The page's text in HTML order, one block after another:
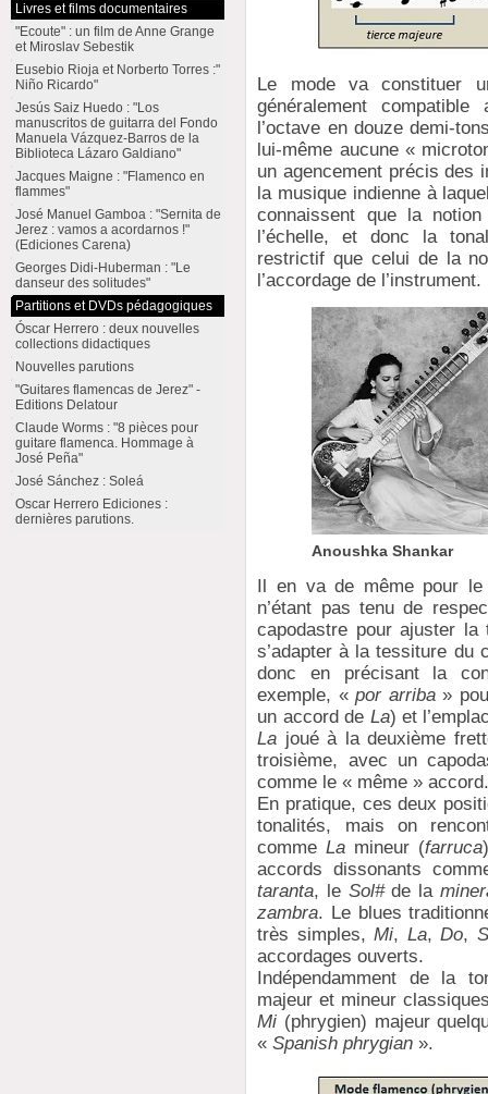
Le mode va constituer
généralement
l’octave en douze demi-
lui-même aucune «
un agencement précis des
la musique indienne à
connaissent que la
l’échelle, et donc la
restrictif que celui de la
l’accordage de l’instrument.
Anoushka Shankar
Il en va de même pour le
n’étant pas tenu de
capodastre pour ajuster
s’adapter à la tessiture du
donc en précisant la
exemple, «por arriba»
un accord de La) et
La joué à la deuxième
troisième, avec un
comme le « même »
En pratique, ces deux
tonalités, mais on
commeLa mineur (farruca
accords dissonants
taranta, le Sol#de la
zambra. Le blues
très simples,Mi, La,Do,
accordages ouverts.
Indépendamment de la
majeur et mineur
Mi (phrygien) majeur
«Spanish phrygian ».
Livres et films documentaires
"Ecoute" : un film de Anne Grange
et Miroslav Sebestik
Eusebio Rioja et Norberto Torres :"
Niño Ricardo"
Jesús Saiz Huedo : "Los
manuscritos de guitarra del Fondo
Manuela Vázquez-Barros de la
Biblioteca Lázaro Galdiano"
Jacques Maigne : "Flamenco en
flammes"
José Manuel Gamboa : "Sernita de
Jerez : vamos a acordarnos !"
(Ediciones Carena)
Georges Didi-Huberman : "Le
danseur des solitudes"
Partitions et DVDs pédagogiques
Óscar Herrero : deux nouvelles
collections didactiques
Nouvelles parutions
"Guitares flamencas de Jerez" -
Editions Delatour
Claude Worms : "8 pièces pour
guitare flamenca. Hommage à
José Peña"
José Sánchez : Soleá
Oscar Herrero Ediciones :
dernières parutions.